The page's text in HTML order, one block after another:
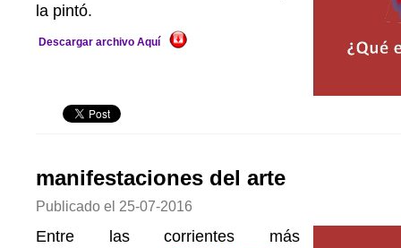
la pintó.
Descargar archivo Aquí
manifestaciones del arte
Publicado el 25-07-2016
Entre las corrientes más